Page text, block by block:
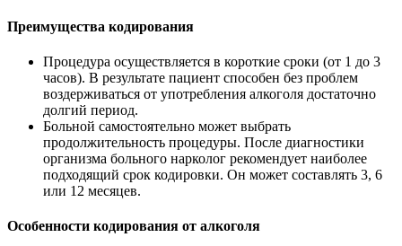
Преимущества кодирования
Процедура осуществляется в короткие сроки (от 1 до 3
часов). В результате пациент способен без проблем
воздерживаться от употребления алкоголя достаточно
долгий период.
Больной самостоятельно может выбрать
продолжительность процедуры. После диагностики
организма больного нарколог рекомендует наиболее
подходящий срок кодировки. Он может составлять 3, 6
или 12 месяцев.
Особенности кодирования от алкоголя